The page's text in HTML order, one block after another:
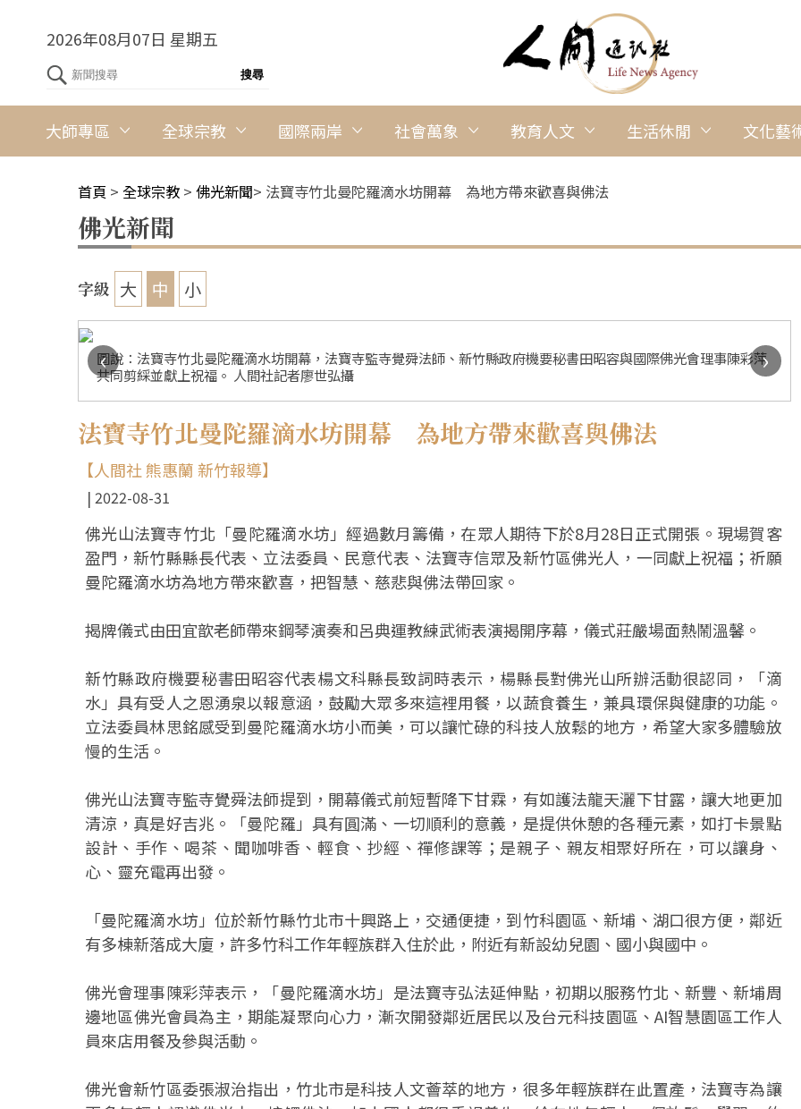
2026年08月07日 星期五
大師專區 全球宗教 國際兩岸 社會萬象 教育人文 生活休閒 文化藝
首頁 > 全球宗教 > 佛光新聞> 法寶寺竹北曼陀羅滴水坊開幕 為地方帶來歡喜與佛法
佛光新聞
字級 大 中 小
圖說：法寶寺竹北曼陀羅滴水坊開幕，法寶寺監寺覺舜法師、新竹縣政府機要秘書田昭容與國際佛光會理事陳彩萍
共同剪綵並獻上祝福。 人間社記者廖世弘攝
‹ ›
法寶寺竹北曼陀羅滴水坊開幕 為地方帶來歡喜與佛法
【人間社 熊惠蘭 新竹報導】
2022-08-31
佛光山法寶寺竹北「曼陀羅滴水坊」經過數月籌備，在眾人期待下於8月28日正式開張。現場賀客
盈門，新竹縣縣長代表、立法委員、民意代表、法寶寺信眾及新竹區佛光人，一同獻上祝福；祈願
曼陀羅滴水坊為地方帶來歡喜，把智慧、慈悲與佛法帶回家。
揭牌儀式由田宜歆老師帶來鋼琴演奏和呂典運教練武術表演揭開序幕，儀式莊嚴場面熱鬧溫馨。
新竹縣政府機要秘書田昭容代表楊文科縣長致詞時表示，楊縣長對佛光山所辦活動很認同，「滴
水」具有受人之恩湧泉以報意涵，鼓勵大眾多來這裡用餐，以蔬食養生，兼具環保與健康的功能。
立法委員林思銘感受到曼陀羅滴水坊小而美，可以讓忙碌的科技人放鬆的地方，希望大家多體驗放
慢的生活。
佛光山法寶寺監寺覺舜法師提到，開幕儀式前短暫降下甘霖，有如護法龍天灑下甘露，讓大地更加
清涼，真是好吉兆。「曼陀羅」具有圓滿、一切順利的意義，是提供休憩的各種元素，如打卡景點
設計、手作、喝茶、聞咖啡香、輕食、抄經、禪修課等；是親子、親友相聚好所在，可以讓身、
心、靈充電再出發。
「曼陀羅滴水坊」位於新竹縣竹北市十興路上，交通便捷，到竹科園區、新埔、湖口很方便，鄰近
有多棟新落成大廈，許多竹科工作年輕族群入住於此，附近有新設幼兒園、國小與國中。
佛光會理事陳彩萍表示，「曼陀羅滴水坊」是法寶寺弘法延伸點，初期以服務竹北、新豐、新埔周
邊地區佛光會員為主，期能凝聚向心力，漸次開發鄰近居民以及台元科技園區、AI智慧園區工作人
員來店用餐及參與活動。
佛光會新竹區委張淑治指出，竹北市是科技人文薈萃的地方，很多年輕族群在此置產，法寶寺為讓